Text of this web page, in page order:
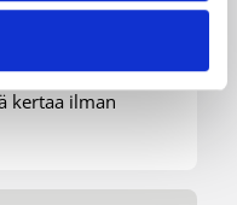
taas miesten
tiukoissa
kertaa ilman